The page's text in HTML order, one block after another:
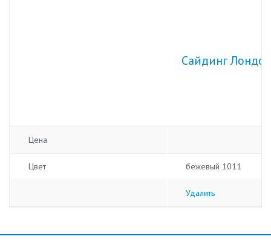
Сайдинг
Цена
Цвет бежевый 1011
Удалить